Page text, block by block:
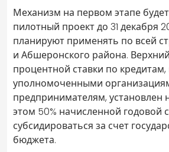
Механизм на первом этапе
пилотный проект до 31 декабря
планируют применять по всей
и Абшеронского района.
процентной ставки по
уполномоченными
предпринимателям, установлен
этом 50% начисленной годовой
субсидироваться за счет
бюджета.